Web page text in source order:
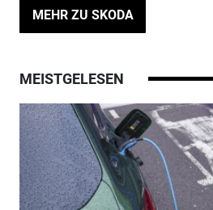
MEHR ZU SKODA
MEISTGELESEN